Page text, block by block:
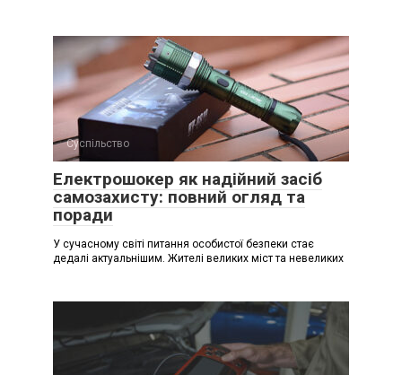
Суспільство
Електрошокер як надійний засіб
самозахисту: повний огляд та
поради
У сучасному світі питання особистої безпеки стає
дедалі актуальнішим. Жителі великих міст та невеликих